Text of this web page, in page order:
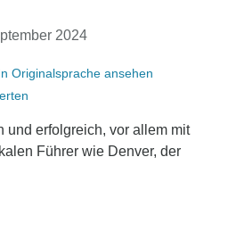
wiedersehen. Von, Team
2024
Originalsprache ansehen
und erfolgreich, vor allem mit
Führer wie Denver, der